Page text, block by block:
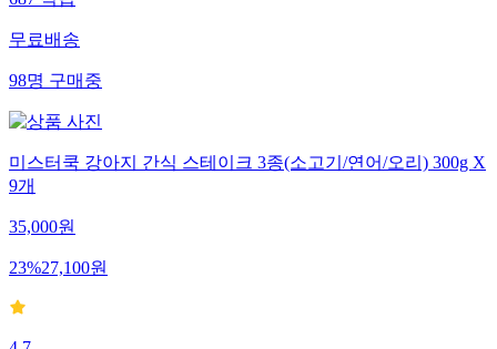
687적립
무료배송
98명구매중
미스터쿡 강아지 간식 스테이크 3종(소고기/연어/오리) 300g X
9개
35,000원
23%27,100원